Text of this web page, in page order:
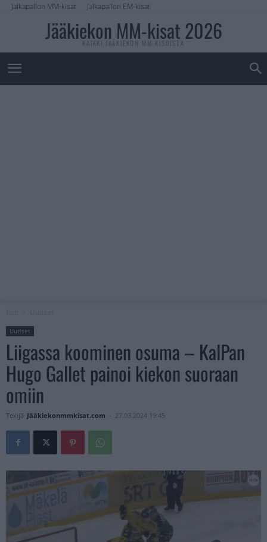
Jalkapallon MM-kisat Jalkapallon EM-kisat
Jääkiekon MM-kisat 2026
KAIKKI JÄÄKIEKON MM-KISOISTA
Uutiset
Liigassa koominen osuma – KalPan
Hugo Gallet painoi kiekon suoraan
omiin
Tekijä Jääkiekonmmkisat.com - 27.03.2024 19:45